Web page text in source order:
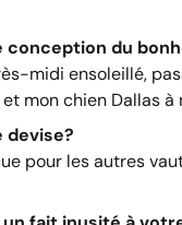
conception du
midi ensoleillé,
mon chien Dallas à
devise?
pour les autres